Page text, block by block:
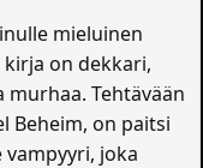
mieluinen
on dekkari,
Tehtävään
Beheim, on paitsi
joka